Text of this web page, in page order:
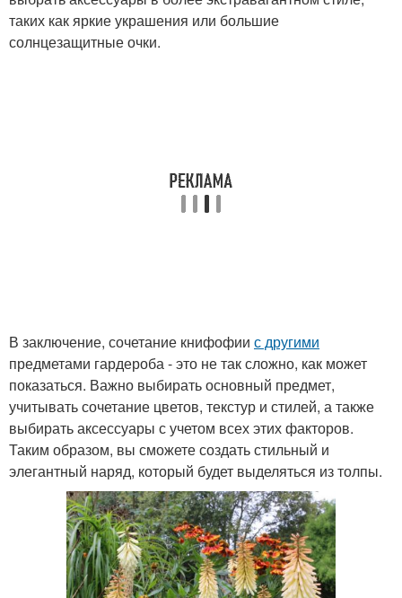
таких как яркие украшения или большие
солнцезащитные очки.
В заключение, сочетание книфофии с другими
предметами гардероба - это не так сложно, как может
показаться. Важно выбирать основный предмет,
учитывать сочетание цветов, текстур и стилей, а также
выбирать аксессуары с учетом всех этих факторов.
Таким образом, вы сможете создать стильный и
элегантный наряд, который будет выделяться из толпы.